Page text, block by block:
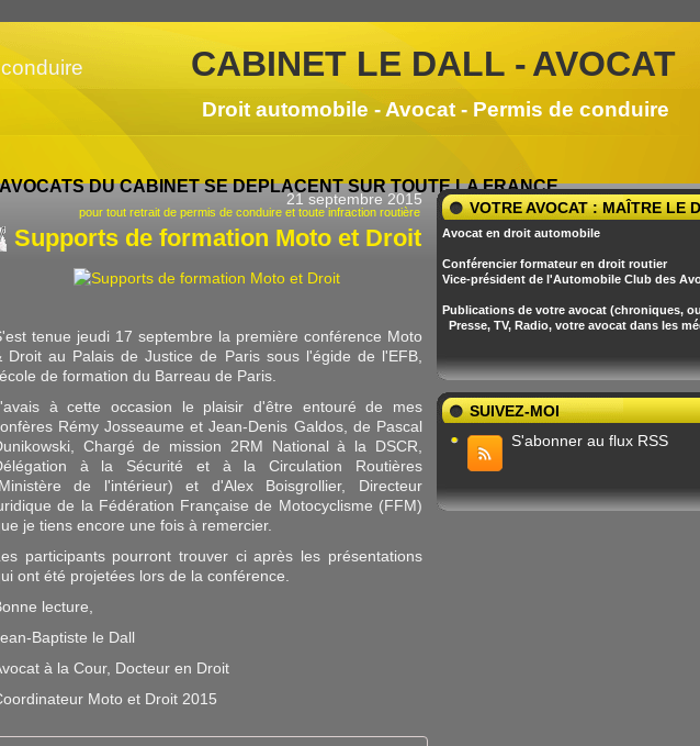
CABINET LE DALL -AVOCAT
Droit automobile - Avocat - Permis de conduire
DU CABINET SE DEPLACENT SUR TOUTE LA FRANCE
pour tout retrait de permis de conduire et toute infraction routière
21 septembre 2015
Supports de formation Moto et Droit
tenue jeudi 17 septembre la première conférence Moto
Droit au Palais de Justice de Paris sous l'égide de l'EFB,
de formation du Barreau de Paris.
à cette occasion le plaisir d'être entouré de mes
Rémy Josseaume et Jean-Denis Galdos, de Pascal
Chargé de mission 2RM National à la DSCR,
à la Sécurité et à la Circulation Routières
de l'intérieur) et d'Alex Boisgrollier, Directeur
de la Fédération Française de Motocyclisme (FFM)
je tiens encore une fois à remercier.
participants pourront trouver ci après les présentations
ont été projetées lors de la conférence.
lecture,
Baptiste le Dall
à la Cour, Docteur en Droit
Moto et Droit 2015
VOTRE AVOCAT : MAÎTRE LE
Avocat en droit automobile
Conférencier formateur en droit routier
Vice-président de l'Automobile Club des
Publications de votre avocat (chroniques,
Presse, TV, Radio, votre avocat dans les
SUIVEZ-MOI
S'abonner au flux RSS